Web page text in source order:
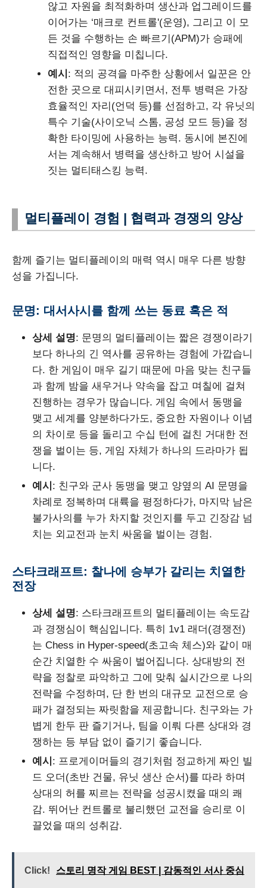
않고 자원을 최적화하며 생산과 업그레이드를
이어가는 ‘매크로 컨트롤'(운영), 그리고 이 모
든 것을 수행하는 손 빠르기(APM)가 승패에
직접적인 영향을 미칩니다.
예시 : 적의 공격을 마주한 상황에서 일꾼은 안
전한 곳으로 대피시키면서, 전투 병력은 가장
효율적인 자리(언덕 등)를 선점하고, 각 유닛의
특수 기술(사이오닉 스톰, 공성 모드 등)을 정
확한 타이밍에 사용하는 능력. 동시에 본진에
서는 계속해서 병력을 생산하고 방어 시설을
짓는 멀티태스킹 능력.
멀티플레이 경험 | 협력과 경쟁의 양상
함께 즐기는 멀티플레이의 매력 역시 매우 다른 방향
성을 가집니다.
문명: 대서사시를 함께 쓰는 동료 혹은 적
상세 설명: 문명의 멀티플레이는 짧은 경쟁이라기
보다 하나의 긴 역사를 공유하는 경험에 가깝습니
다. 한 게임이 매우 길기 때문에 마음 맞는 친구들
과 함께 밤을 새우거나 약속을 잡고 며칠에 걸쳐
진행하는 경우가 많습니다. 게임 속에서 동맹을
맺고 세계를 양분하다가도, 중요한 자원이나 이념
의 차이로 등을 돌리고 수십 턴에 걸친 거대한 전
쟁을 벌이는 등, 게임 자체가 하나의 드라마가 됩
니다.
예시 : 친구와 군사 동맹을 맺고 양옆의 AI 문명을
차례로 정복하며 대륙을 평정하다가, 마지막 남은
불가사의를 누가 차지할 것인지를 두고 긴장감 넘
치는 외교전과 눈치 싸움을 벌이는 경험.
스타크래프트: 찰나에 승부가 갈리는 치열한
전장
상세 설명: 스타크래프트의 멀티플레이는 속도감
과 경쟁심이 핵심입니다. 특히 1v1 래더(경쟁전)
는 Chess in Hyper-speed(초고속 체스)와 같이 매
순간 치열한 수 싸움이 벌어집니다. 상대방의 전
략을 정찰로 파악하고 그에 맞춰 실시간으로 나의
전략을 수정하며, 단 한 번의 대규모 교전으로 승
패가 결정되는 짜릿함을 제공합니다. 친구와는 가
볍게 한두 판 즐기거나, 팀을 이뤄 다른 상대와 경
쟁하는 등 부담 없이 즐기기 좋습니다.
예시 : 프로게이머들의 경기처럼 정교하게 짜인 빌
드 오더(초반 건물, 유닛 생산 순서)를 따라 하며
상대의 허를 찌르는 전략을 성공시켰을 때의 쾌
감. 뛰어난 컨트롤로 불리했던 교전을 승리로 이
끌었을 때의 성취감.
Click! 스토리 명작 게임 BEST | 감동적인 서사 중심